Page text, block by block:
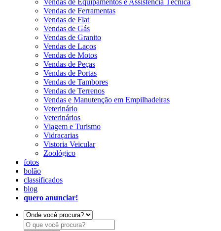
Vendas de Equipamentos e Assistência Técnica
Vendas de Ferramentas
Vendas de Flat
Vendas de Gás
Vendas de Granito
Vendas de Laços
Vendas de Motos
Vendas de Peças
Vendas de Portas
Vendas de Tambores
Vendas de Terrenos
Vendas e Manutenção em Empilhadeiras
Veterinário
Veterinários
Viagem e Turismo
Vidraçarias
Vistoria Veicular
Zoológico
fotos
bolão
classificados
blog
quero anunciar!